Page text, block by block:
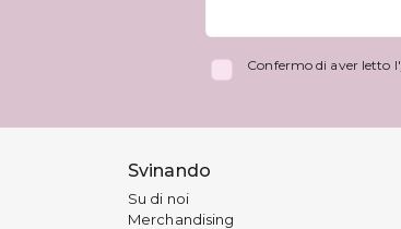
Confermo di aver letto l'
Svinando
Su di noi
Merchandising